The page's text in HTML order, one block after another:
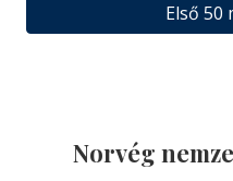
Első 50
Norvég